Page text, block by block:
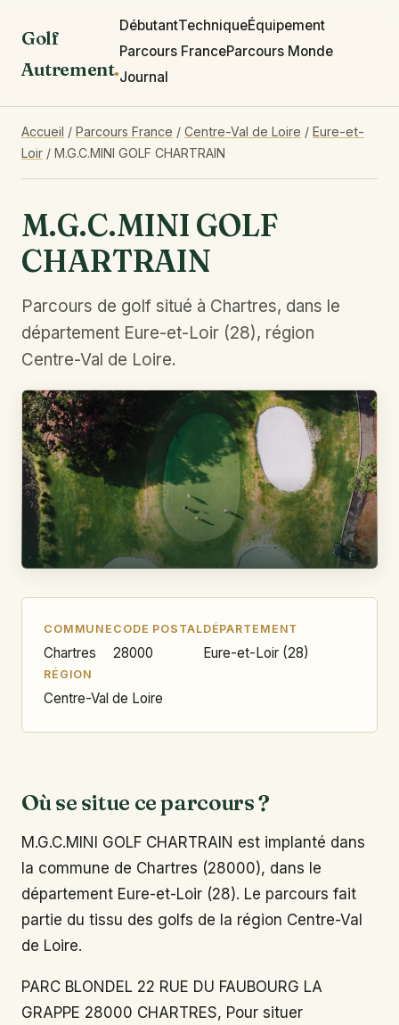
Golf
Autrement.
DébutantTechniqueÉquipement
Parcours FranceParcours Monde
Journal
Accueil / Parcours France / Centre-Val de Loire / Eure-et-
Loir / M.G.C.MINI GOLF CHARTRAIN
M.G.C.MINI GOLF
CHARTRAIN
Parcours de golf situé à Chartres, dans le
département Eure-et-Loir (28), région
Centre-Val de Loire.
COMMUNE
Chartres
CODE POSTAL
28000
DÉPARTEMENT
Eure-et-Loir (28)
RÉGION
Centre-Val de Loire
Où se situe ce parcours ?
M.G.C.MINI GOLF CHARTRAIN est implanté dans
la commune de Chartres (28000), dans le
département Eure-et-Loir (28). Le parcours fait
partie du tissu des golfs de la région Centre-Val
de Loire.
PARC BLONDEL 22 RUE DU FAUBOURG LA
GRAPPE 28000 CHARTRES, Pour situer